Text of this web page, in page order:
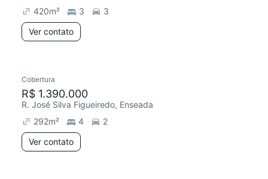
420m² 3
3
Ver contato
Cobertura
R$ 1.390.000
R. José Silva Figueiredo, Enseada
292m² 4
2
Ver contato